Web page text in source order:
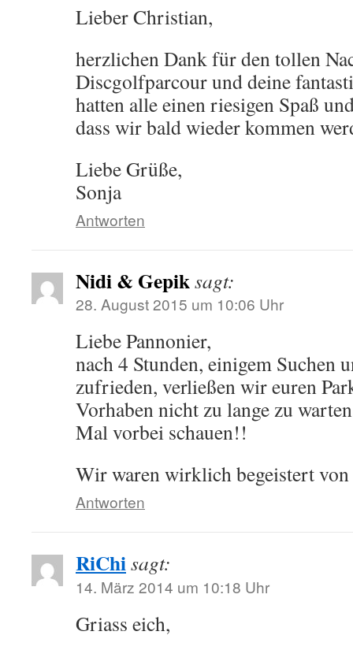
Lieber Christian,
herzlichen Dank für den tollen
Discgolfparcour und deine
hatten alle einen riesigen Spaß
dass wir bald wieder kommen
Liebe Grüße,
Sonja
Antworten
Nidi & Gepiksagt:
28. August 2015 um 10:06 Uhr
Liebe Pannonier,
nach 4 Stunden, einigem Suchen
zufrieden, verließen wir euren
Vorhaben nicht zu lange zu
Mal vorbei schauen!!
Wir waren wirklich begeistert
Antworten
RiChisagt:
14. März 2014 um 10:18 Uhr
Griass eich,